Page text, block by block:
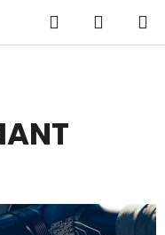
Hledat
KOŠÍK